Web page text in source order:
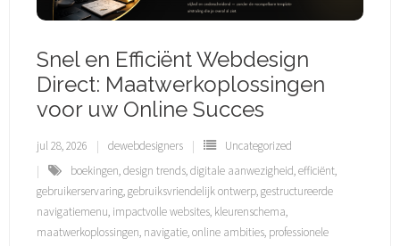
Snel en Efficiënt Webdesign
Direct: Maatwerkoplossingen
voor uw Online Succes
jul 28, 2026 dewebdesigners
Uncategorized
boekingen,design trends,digitale aanwezigheid,efficiënt,
gebruikerservaring,gebruiksvriendelijk ontwerp,gestructureerde
navigatiemenu, impactvolle websites, kleurenschema,
maatwerkoplossingen, navigatie,online ambities, professionele